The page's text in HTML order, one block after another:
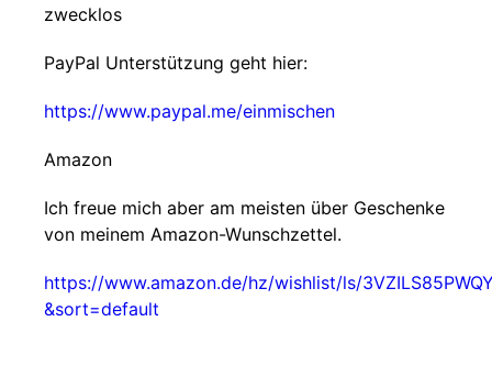
zwecklos
PayPal Unterstützung geht hier:
https://www.paypal.me/einmischen
Amazon
Ich freue mich aber am meisten über Geschenke
von meinem Amazon-Wunschzettel.
https://www.amazon.de/hz/wishlist/ls/
&sort=default